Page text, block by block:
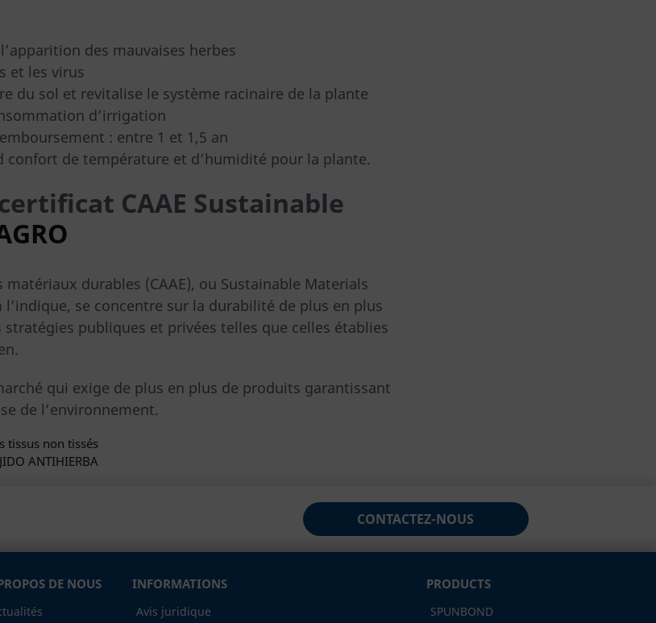
des mauvaises herbes
et les virus
du sol et revitalise le système racinaire de la plante
d’irrigation
: entre 1 et 1,5 an
confort de température et d’humidité pour la plante.
CAAE Sustainable
matériaux durables (CAAE), ou Sustainable Materials
se concentre sur la durabilité de plus en plus
stratégies publiques et privées telles que celles établies
qui exige de plus en plus de produits garantissant
de l’environnement.
tissus non tissés
ANTIHIERBA
CONTACTEZ-NOUS
DE NOUS INFORMATIONS
Avis juridique
PRODUCTS
SPUNBOND